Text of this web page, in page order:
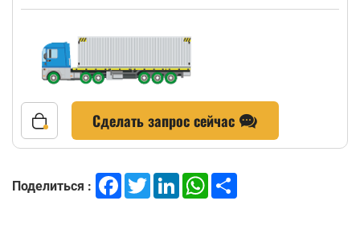
Сделать запрос сейчас
Поделиться : FacebookTwitterLinkedInWhatsApp